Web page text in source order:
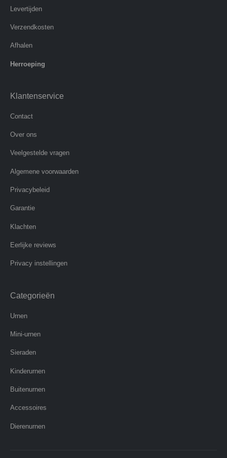
Levertijden
Verzendkosten
Afhalen
Herroeping
Klantenservice
Contact
Over ons
Veelgestelde vragen
Algemene voorwaarden
Privacybeleid
Garantie
Klachten
Eerlijke reviews
Privacy instellingen
Categorieën
Urnen
Mini-urnen
Sieraden
Kinderurnen
Buitenurnen
Accessoires
Dierenurnen